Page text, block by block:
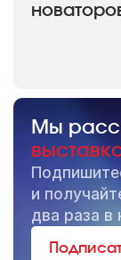
Мы
и
два раза в